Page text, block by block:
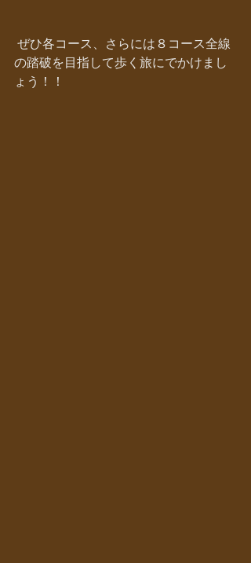
の踏破を目指して歩く旅にでかけまし
ょう！！